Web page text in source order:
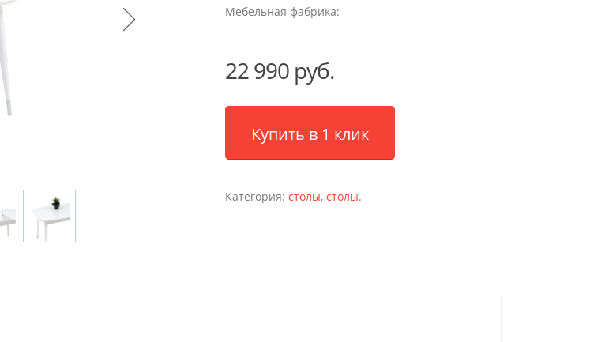
Мебельная фабрика:
22 990 руб.
Купить в 1 клик
Категория: столы, столы.